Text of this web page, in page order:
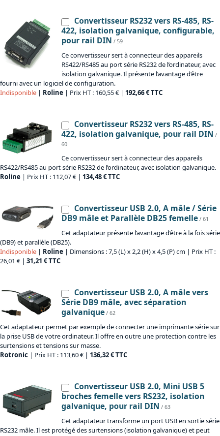
Convertisseur RS232 vers RS-485, RS-
422, isolation galvanique, configurable,
pour rail DIN / 59
Ce convertisseur sert à connecteur des appareils
RS422/RS485 au port série RS232 de l’ordinateur, avec
isolation galvanique. Il présente l’avantage d’être
fourni avec un logiciel de configuration.
Indisponible | Roline | Prix HT : 160,55 € | 192,66 € TTC
Convertisseur RS232 vers RS-485, RS-
422, isolation galvanique, pour rail DIN /
60
Ce convertisseur sert à connecteur des appareils
RS422/RS485 au port série RS232 de l’ordinateur, avec isolation galvanique.
Roline | Prix HT : 112,07 € | 134,48 € TTC
Convertisseur USB 2.0, A mâle / Série
DB9 mâle et Parallèle DB25 femelle / 61
Cet adaptateur présente l’avantage d’être à la fois série
(DB9) et parallèle (DB25).
Indisponible | Roline | Dimensions : 7,5 (L) x 2,2 (H) x 4,5 (P) cm | Prix HT :
26,01 € | 31,21 € TTC
Convertisseur USB 2.0, A mâle vers
Série DB9 mâle, avec séparation
galvanique / 62
Cet adaptateur permet par exemple de connecter une imprimante série sur
la prise USB de votre ordinateur. Il offre en outre une protection contre les
surtensions et tensions sur masse.
Rotronic | Prix HT : 113,60 € | 136,32 € TTC
Convertisseur USB 2.0, Mini USB 5
broches femelle vers RS232, isolation
galvanique, pour rail DIN / 63
Cet adaptateur transforme un port USB en sortie série
RS232 mâle. Il est protégé des surtensions (isolation galvanique) et peut